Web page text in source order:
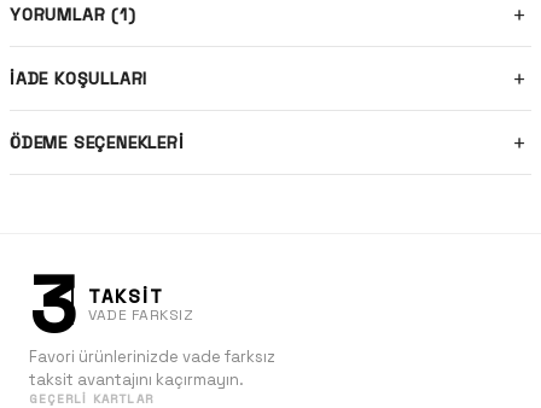
YORUMLAR (1)
İADE KOŞULLARI
ÖDEME SEÇENEKLERI
3 TAKSİT
VADE FARKSIZ
Favori ürünlerinizde vade farksız
taksit avantajını kaçırmayın.
GEÇERLI KARTLAR